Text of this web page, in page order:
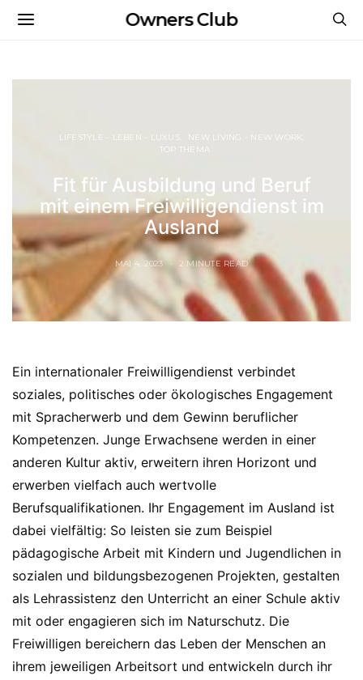
Owners Club
LIFESTYLE - LEBEN - LUXUS
NEW LIVING - NEW WORK
TOP THEMA
Fit für Ausbildung und Beruf
mit einem Freiwilligendienst im
Ausland
MAI 4, 2023 2 MINUTE READ
Ein internationaler Freiwilligendienst verbindet
soziales, politisches oder ökologisches Engagement
mit Spracherwerb und dem Gewinn beruflicher
Kompetenzen. Junge Erwachsene werden in einer
anderen Kultur aktiv, erweitern ihren Horizont und
erwerben vielfach auch wertvolle
Berufsqualifikationen. Ihr Engagement im Ausland ist
dabei vielfältig: So leisten sie zum Beispiel
pädagogische Arbeit mit Kindern und Jugendlichen in
sozialen und bildungsbezogenen Projekten, gestalten
als Lehrassistenz den Unterricht an einer Schule aktiv
mit oder engagieren sich im Naturschutz. Die
Freiwilligen bereichern das Leben der Menschen an
ihrem jeweiligen Arbeitsort und entwickeln durch ihr